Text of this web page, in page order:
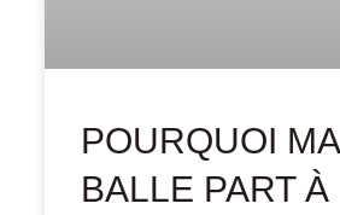
POURQUOI MA
BALLE PART À